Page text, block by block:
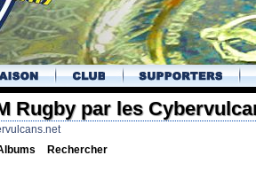
Rugby par les
Rechercher